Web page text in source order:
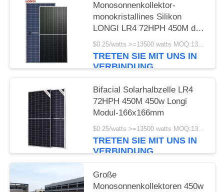
Monosonnenkollektor-
monokristallines Silikon
LONGI LR4 72HPH 450M der
Halbzellen-450w 25 Jahre
Garantie-
TRETEN SIE MIT UNS IN
VERBINDUNG
Bifacial Solarhalbzelle LR4
72HPH 450M 450w Longi
Modul-166x166mm
$0.25/watts >=13500 watts MOQ:13500 watts
TRETEN SIE MIT UNS IN
VERBINDUNG
Große
Monosonnenkollektoren 450w